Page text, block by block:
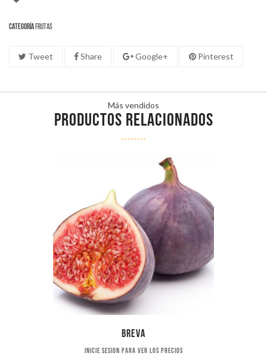
CategoríaFrutas
Tweet Share Google+ Pinterest
Más vendidos
PRODUCTOS RELACIONADOS
Breva
Inicie sesion para ver los precios